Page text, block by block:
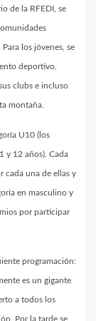
de la RFEDI, se
los jóvenes, se
deportivo,
clubs e incluso
montaña.
U10 (los
y 12 años). Cada
cada una de ellas y
en masculino y
por participar
programación:
es un gigante
a todos los
Por la tarde se